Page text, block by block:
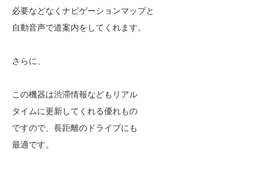
必要などなくナビゲーションマップと
自動音声で道案内をしてくれます。
さらに、
この機器は渋滞情報などもリアル
タイムに更新してくれる優れもの
ですので、長距離のドライブにも
最適です。